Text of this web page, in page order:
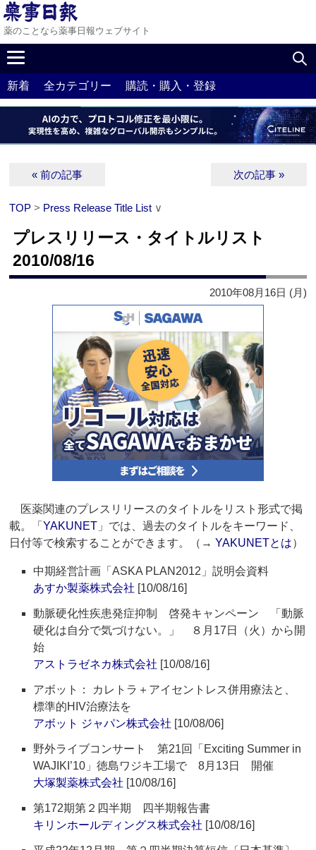
薬のことなら薬事日報ウェブサイト
新着 全カテゴリー 購読・購入・登録
« 前の記事 次の記事 »
TOP > Press Release Title List ∨
プレスリリース・タイトルリスト
2010/08/16
2010年08月16日 (月)
医薬関連のプレスリリースのタイトルをリスト形式で掲
載。「YAKUNET 」では、過去のタイトルをキーワード、
日付等で検索することができます。（→YAKUNETとは）
中期経営計画「ASKA PLAN2012」説明会資料
あすか製薬株式会社 [10/08/16]
動脈硬化性疾患発症抑制 啓発キャンペーン 「動脈
硬化は自分で気づけない。」 ８月17日（火）から開
始
アストラゼネカ株式会社 [10/08/16]
アボット： カレトラ＋アイセントレス併用療法と、
標準的HIV治療法を
アボット ジャパン株式会社 [10/08/06]
野外ライブコンサート 第21回「Exciting Summer in
WAJIKI’10」徳島ワジキ工場で 8月13日 開催
大塚製薬株式会社 [10/08/16]
第172期第２四半期 四半期報告書
キリンホールディングス株式会社 [10/08/16]